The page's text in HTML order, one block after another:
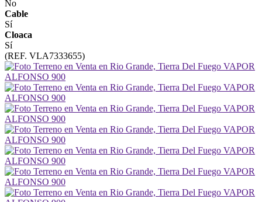
No
Cable
Sí
Cloaca
Sí
(REF. VLA7333655)